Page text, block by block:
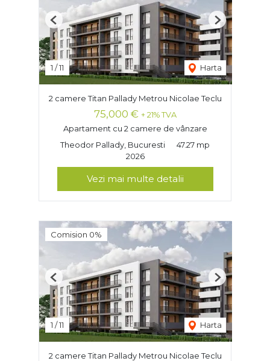
1 /11 Harta
Previous Next
2 camere Titan Pallady Metrou Nicolae Teclu
75,000 € + 21% TVA
Apartament cu 2 camere de vânzare
Theodor Pallady, Bucuresti
47.27 mp
2026
Vezi mai multe detalii
Comision 0%
1 /11 Harta
Previous Next
2 camere Titan Pallady Metrou Nicolae Teclu